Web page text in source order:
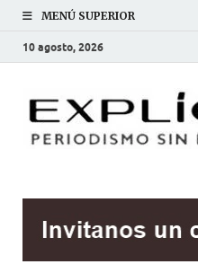
MENÚ SUPERIOR
10 agosto, 2026